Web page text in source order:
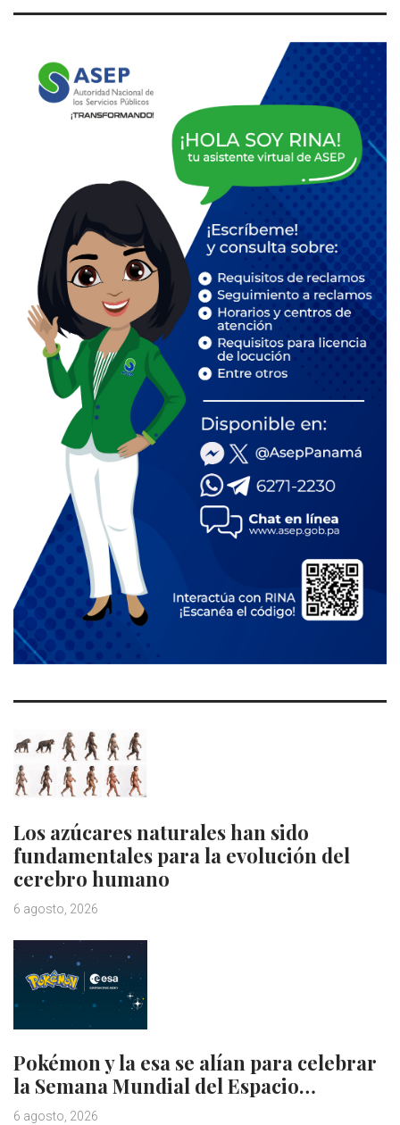
Los azúcares naturales han sido
fundamentales para la evolución del
cerebro humano
6 agosto, 2026
Pokémon y la esa se alían para celebrar
la Semana Mundial del Espacio…
6 agosto, 2026